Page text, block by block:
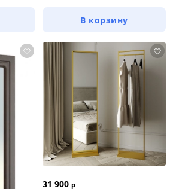
В корзину
31 900 р